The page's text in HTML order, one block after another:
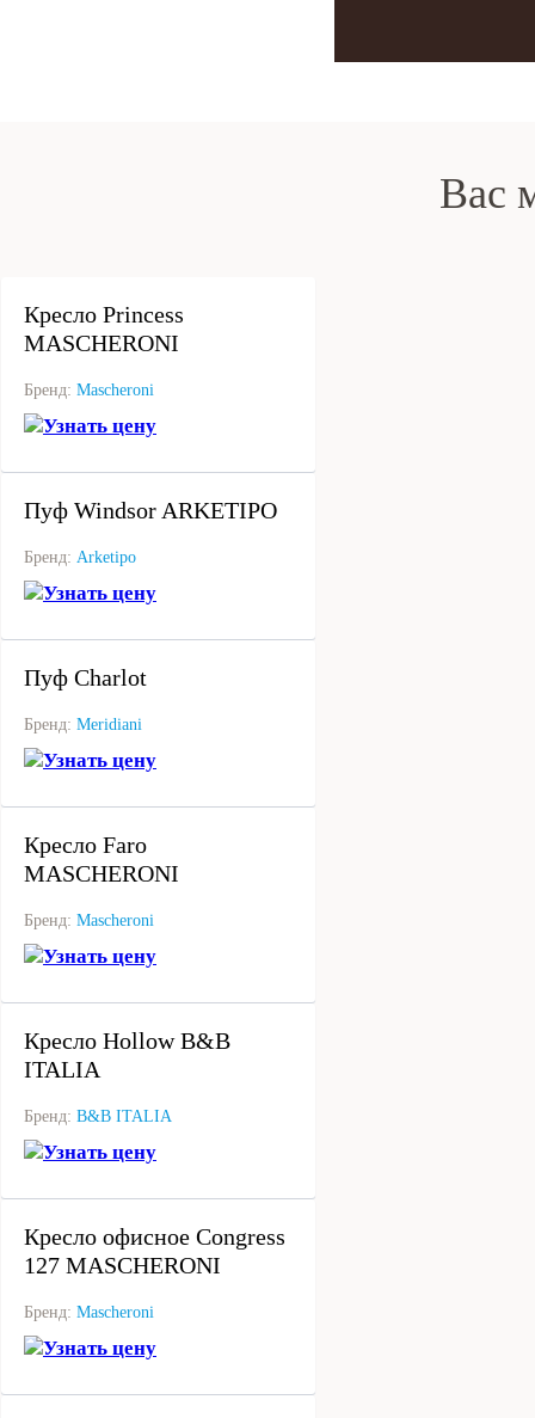
Вас
Кресло Princess
MASCHERONI
Бренд: Mascheroni
Узнать цену
Пуф Windsor ARKETIPO
Бренд: Arketipo
Узнать цену
Пуф Charlot
Бренд: Meridiani
Узнать цену
Кресло Faro
MASCHERONI
Бренд: Mascheroni
Узнать цену
Кресло Hollow B&B
ITALIA
Бренд: B&B ITALIA
Узнать цену
Кресло офисное Congress
127 MASCHERONI
Бренд: Mascheroni
Узнать цену